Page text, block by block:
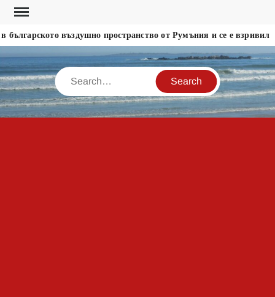
Skip
content
въздушно пространство от Румъния и се е взривил
Search